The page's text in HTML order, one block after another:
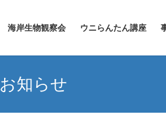
海岸生物観察会 ウニらんたん講座
お知らせ